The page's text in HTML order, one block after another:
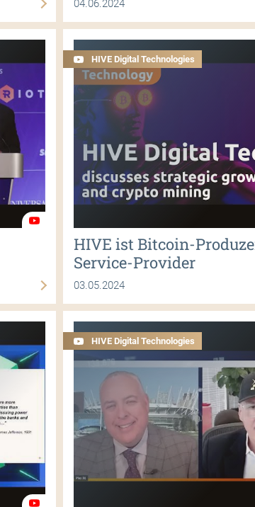
04.06.2024
HIVE Digital Technologies
HIVE ist Bitcoin-
Service-Provider
03.05.2024
HIVE Digital Technologies